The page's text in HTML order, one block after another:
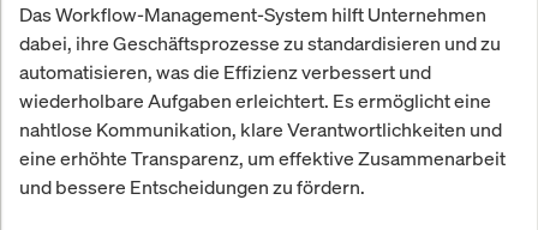
Das Workflow-Management-System hilft Unternehmen
dabei, ihre Geschäftsprozesse zu standardisieren und zu
automatisieren, was die Effizienz verbessert und
wiederholbare Aufgaben erleichtert. Es ermöglicht eine
nahtlose Kommunikation, klare Verantwortlichkeiten und
eine erhöhte Transparenz, um effektive Zusammenarbeit
und bessere Entscheidungen zu fördern.